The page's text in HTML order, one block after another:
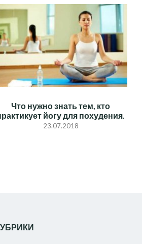
Что нужно знать тем, кто
йогу для похудения.
23.07.2018